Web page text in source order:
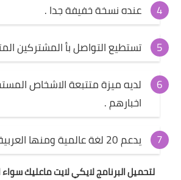
عنده نسخة خفيفة جدا .
تستطيع التواصل بأ المشتركين
لديه ميزة متتبعة الاشخاص
اخبارهم .
يدعم 20 لغة عالمية ومنها العربية و الانجليزية .
لتحميل البرنامج لايكي لايت ماعليك